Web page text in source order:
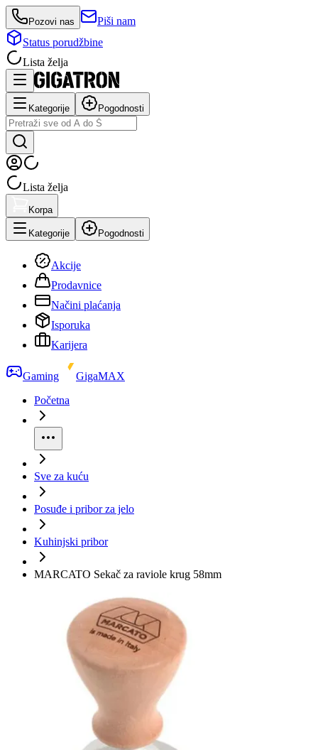
Pozovi nas
Piši nam
Status porudžbine
Lista želja
Kategorije Pogodnosti
Lista želja
Korpa
Kategorije Pogodnosti
Akcije
Prodavnice
Načini plaćanja
Isporuka
Karijera
Gaming
GigaMAX
Početna
Sve za kuću
Posuđe i pribor za jelo
Kuhinjski pribor
MARCATO Sekač za raviole krug 58mm